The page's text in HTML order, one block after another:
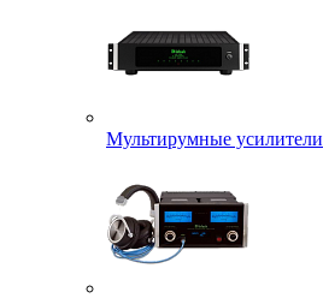
Мультирумные усилители